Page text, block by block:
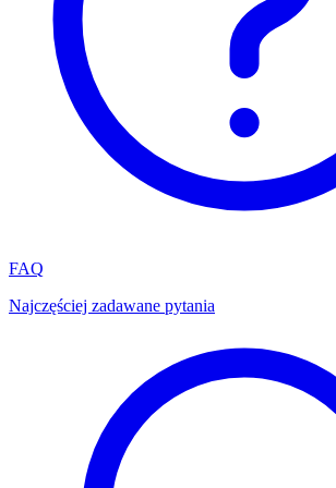
FAQ
Najczęściej zadawane pytania